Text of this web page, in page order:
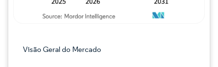
Visão Geral do Mercado